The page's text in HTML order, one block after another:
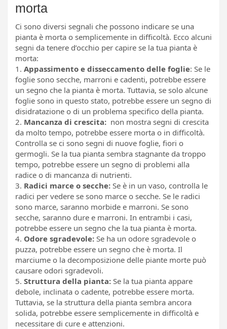
morta
Ci sono diversi segnali che possono indicare se una
pianta è morta o semplicemente in difficoltà. Ecco alcuni
segni da tenere d’occhio per capire se la tua pianta è
morta:
1. Appassimento e disseccamento delle foglie: Se le
foglie sono secche, marroni e cadenti, potrebbe essere
un segno che la pianta è morta. Tuttavia, se solo alcune
foglie sono in questo stato, potrebbe essere un segno di
disidratazione o di un problema specifico della pianta.
2. Mancanza di crescita: non mostra segni di crescita
da molto tempo, potrebbe essere morta o in difficoltà.
Controlla se ci sono segni di nuove foglie, fiori o
germogli. Se la tua pianta sembra stagnante da troppo
tempo, potrebbe essere un segno di problemi alla
radice o di mancanza di nutrienti.
3. Radici marce o secche: Se è in un vaso, controlla le
radici per vedere se sono marce o secche. Se le radici
sono marce, saranno morbide e marroni. Se sono
secche, saranno dure e marroni. In entrambi i casi,
potrebbe essere un segno che la tua pianta è morta.
4. Odore sgradevole: Se ha un odore sgradevole o
puzza, potrebbe essere un segno che è morta. Il
marciume o la decomposizione delle piante morte può
causare odori sgradevoli.
5. Struttura della pianta: Se la tua pianta appare
debole, inclinata o cadente, potrebbe essere morta.
Tuttavia, se la struttura della pianta sembra ancora
solida, potrebbe essere semplicemente in difficoltà e
necessitare di cure e attenzioni.